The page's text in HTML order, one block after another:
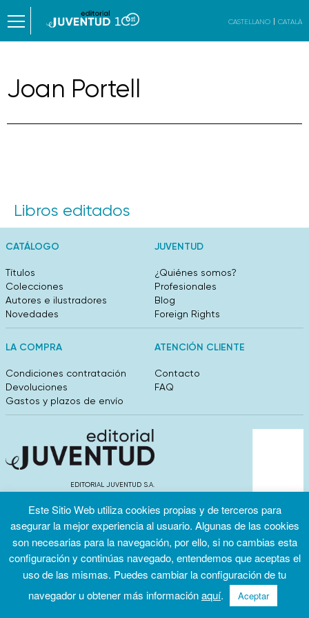
CASTELLANO CATALÀ
Joan Portell
Libros editados
CATÁLOGO
Títulos
Colecciones
Autores e ilustradores
Novedades
JUVENTUD
¿Quiénes somos?
Profesionales
Blog
Foreign Rights
LA COMPRA
Condiciones contratación
Devoluciones
Gastos y plazos de envío
ATENCIÓN CLIENTE
Contacto
FAQ
EDITORIAL JUVENTUD S.A.
info@editorialjuventud.es
Condiciones
Política de
privacidad
Política de
Este Sitio Web utiliza cookies propias y de terceros para
asegurar la mejor experiencia al usuario. Algunas de las cookies
son necesarias para la navegación, por ello, si no cambias esta
configuración y continúas navegado, entendemos que aceptas el
uso de las mismas. Puedes cambiar la configuración de tu
navegador u obtener más informaciónaquí. Aceptar